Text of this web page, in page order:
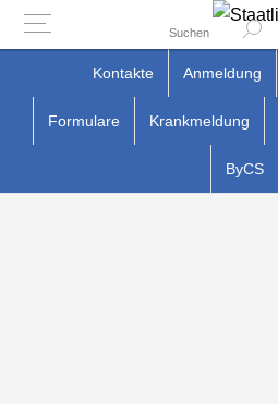
springen
Kontakte Anmeldung
Formulare Krankmeldung
ByCS
Suchen